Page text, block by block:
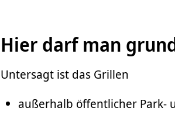
Hier darf man
Untersagt ist das Grillen
außerhalb öffentlicher Park-